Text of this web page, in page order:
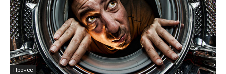
Прочее